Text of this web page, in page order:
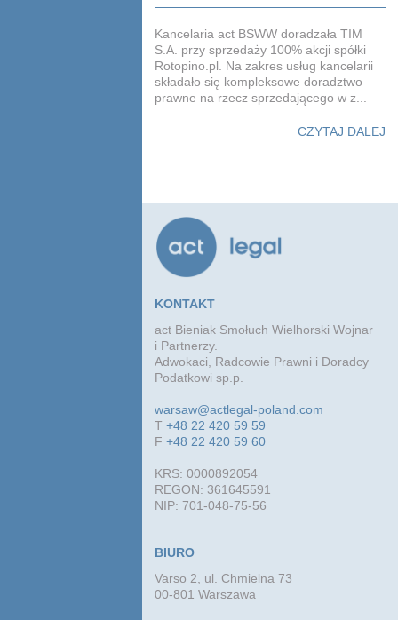
Kancelaria act BSWW doradzała TIM
S.A. przy sprzedaży 100% akcji spółki
Rotopino.pl. Na zakres usług kancelarii
składało się kompleksowe doradztwo
prawne na rzecz sprzedającego w z...
CZYTAJ DALEJ
KONTAKT
act Bieniak Smołuch Wielhorski Wojnar
i Partnerzy.
Adwokaci, Radcowie Prawni i Doradcy
Podatkowi sp.p.
warsaw@actlegal-poland.com
T+48 22 420 59 59
F+48 22 420 59 60
KRS: 0000892054
REGON: 361645591
NIP: 701-048-75-56
BIURO
Varso 2, ul. Chmielna 73
00-801 Warszawa